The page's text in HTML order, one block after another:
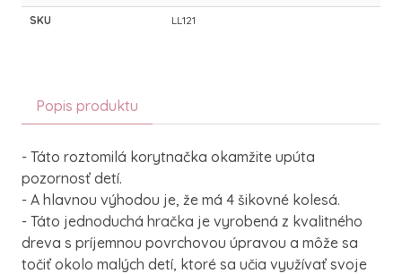
SKU LL121
Popis produktu
- Táto roztomilá korytnačka okamžite upúta
pozornosť detí.
- A hlavnou výhodou je, že má 4 šikovné kolesá.
- Táto jednoduchá hračka je vyrobená z kvalitného
dreva s príjemnou povrchovou úpravou a môže sa
točiť okolo malých detí, ktoré sa učia využívať svoje